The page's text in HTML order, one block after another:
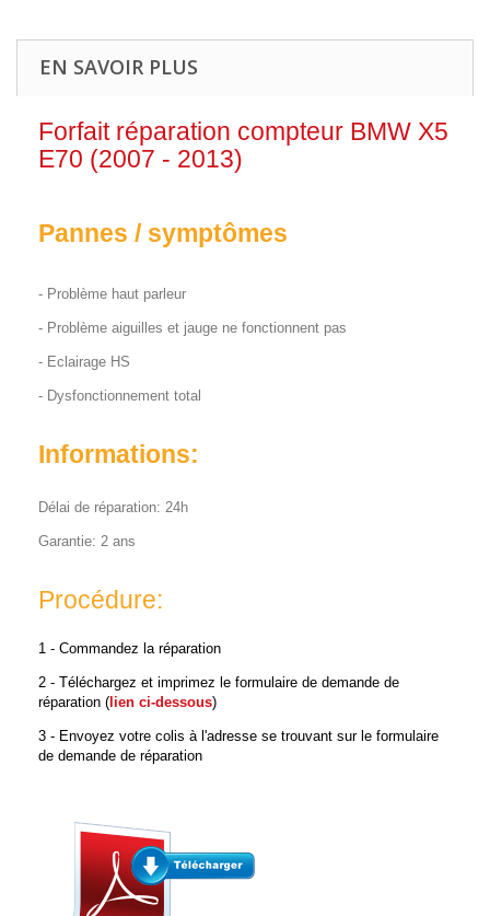
EN SAVOIR PLUS
Forfait réparation compteur BMW X5
E70 (2007 - 2013)
Pannes / symptômes
- Problème haut parleur
- Problème aiguilles et jauge ne fonctionnent pas
- Eclairage HS
- Dysfonctionnement total
Informations:
Délai de réparation: 24h
Garantie: 2 ans
Procédure:
1 - Commandez la réparation
2 - Téléchargez et imprimez le formulaire de demande de
réparation ( lien ci-dessous)
3 - Envoyez votre colis à l'adresse se trouvant sur le formulaire
de demande de réparation